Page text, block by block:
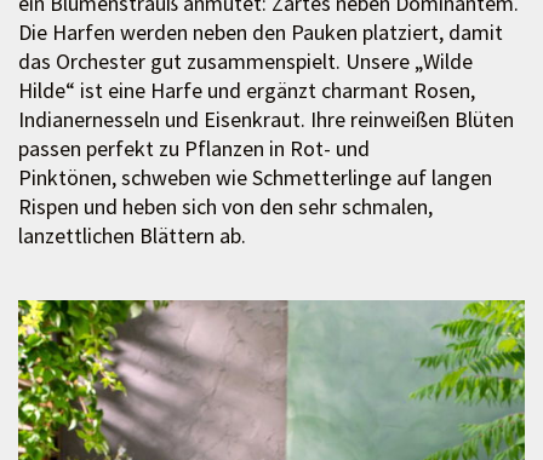
Die Harfen werden neben den Pauken platziert, damit
das Orchester gut zusammenspielt. Unsere „Wilde
Hilde“ ist eine Harfe und ergänzt charmant Rosen,
Indianernesseln und Eisenkraut. Ihre reinweißen Blüten
passen perfekt zu Pflanzen in Rot- und
Pinktönen, schweben wie Schmetterlinge auf langen
Rispen und heben sich von den sehr schmalen,
lanzettlichen Blättern ab.